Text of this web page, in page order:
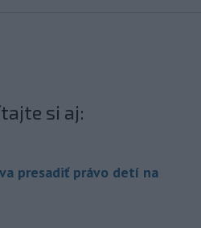
si aj:
presadiť právo detí na